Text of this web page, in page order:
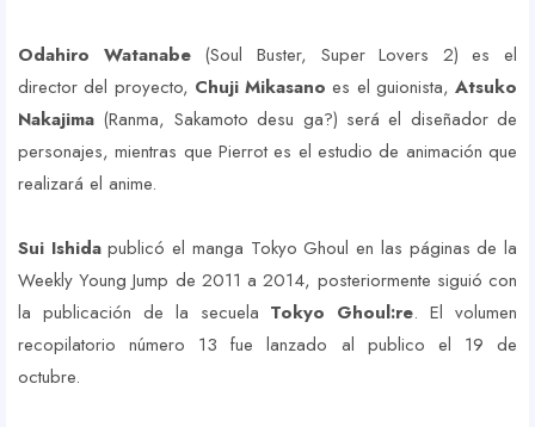
Odahiro Watanabe(Soul Buster, Super Lovers 2) es el
director del proyecto, Chuji Mikasano es el guionista, Atsuko
Nakajima (Ranma, Sakamoto desu ga?) será el diseñador de
personajes, mientras que Pierrot es el estudio de animación que
realizará el anime.
Sui Ishidapublicó el manga Tokyo Ghoul en las páginas de la
Weekly Young Jump de 2011 a 2014, posteriormente siguió con
la publicación de la secuela Tokyo Ghoul:re. El volumen
recopilatorio número 13 fue lanzado al publico el 19 de
octubre.